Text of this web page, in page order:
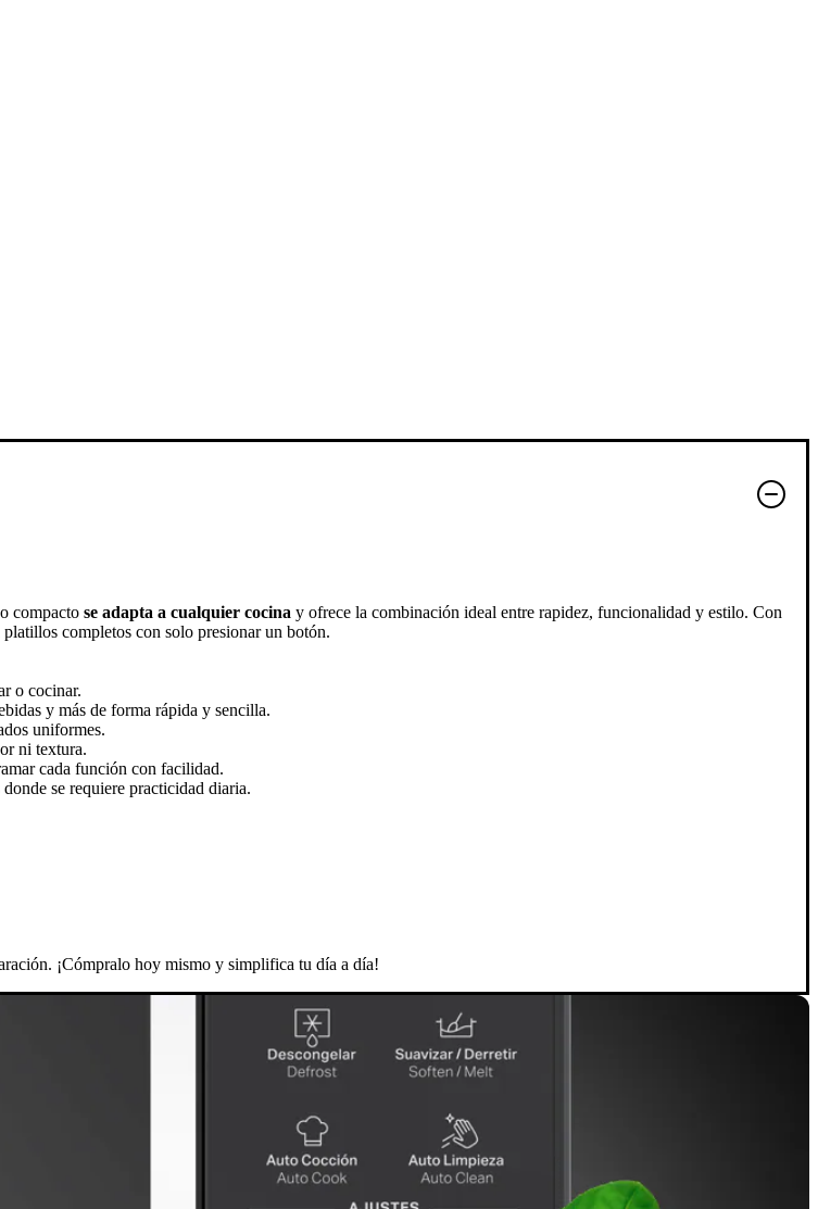
compacto se adapta a cualquier cocina y ofrece la combinación ideal entre rapidez, funcionalidad y estilo. Con
platillos completos con solo presionar un botón.
o cocinar.
y más de forma rápida y sencilla.
uniformes.
ni textura.
cada función con facilidad.
se requiere practicidad diaria.
¡Cómpralo hoy mismo y simplifica tu día a día!